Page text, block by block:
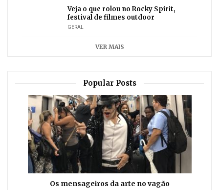
Veja o que rolou no Rocky Spirit,
festival de filmes outdoor
GERAL
VER MAIS
Popular Posts
Os mensageiros da arte no vagão